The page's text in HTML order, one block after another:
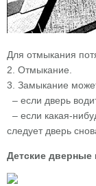
Для отмыкания
2. Отмыкание.
3. Замыкание
– если дверь
– если какая-
следует дверь
Детские дверные